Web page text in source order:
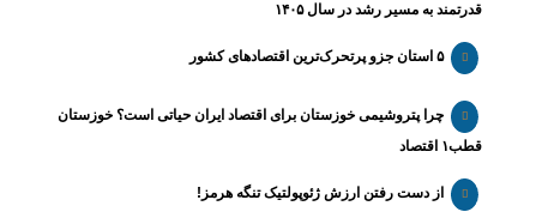
قدرتمند به مسیر رشد در سال ۱۴۰۵
۵ استان جزو پرتحرک‌ترین اقتصاد‌های کشور
چرا پتروشیمی خوزستان برای اقتصاد ایران حیاتی است؟ خوزستان
قطب۱ اقتصاد
از دست رفتن ارزش ژئوپولتیک تنگه هرمز!